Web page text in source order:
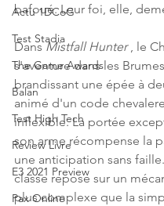
Actu 1DCoG
Test Stadia
The Game Awards
Balan
Test High Tech
Review Livre
E3 2021 Preview
Pax Online
bafoué. Leur foi, elle,
Dans Mistfall Hunter , le
s'aventure dans les
brandissant une épée à
animé d'un code
inflexible. La portée
son arme récompense la
une anticipation sans
classe repose sur un
plus complexe que la